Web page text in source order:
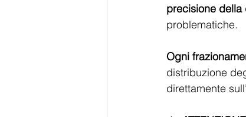
precisione della
problematiche.
Ogni
distribuzione
direttamente